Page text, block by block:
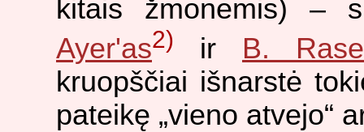
kitais žmonėmis) –
Ayer'as2) ir B.
kruopščiai išnarstė
pateikę „vieno atvejo“